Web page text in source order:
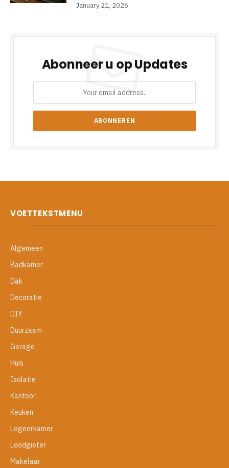
January 21, 2026
Abonneer u op Updates
VOETTEKSTMENU
Algemeen
Badkamer
Dak
Decoratie
DIY
Duurzaam
Garage
Huis
Isolatie
Kantoor
Keuken
Logeerkamer
Loodgieter
Makelaar